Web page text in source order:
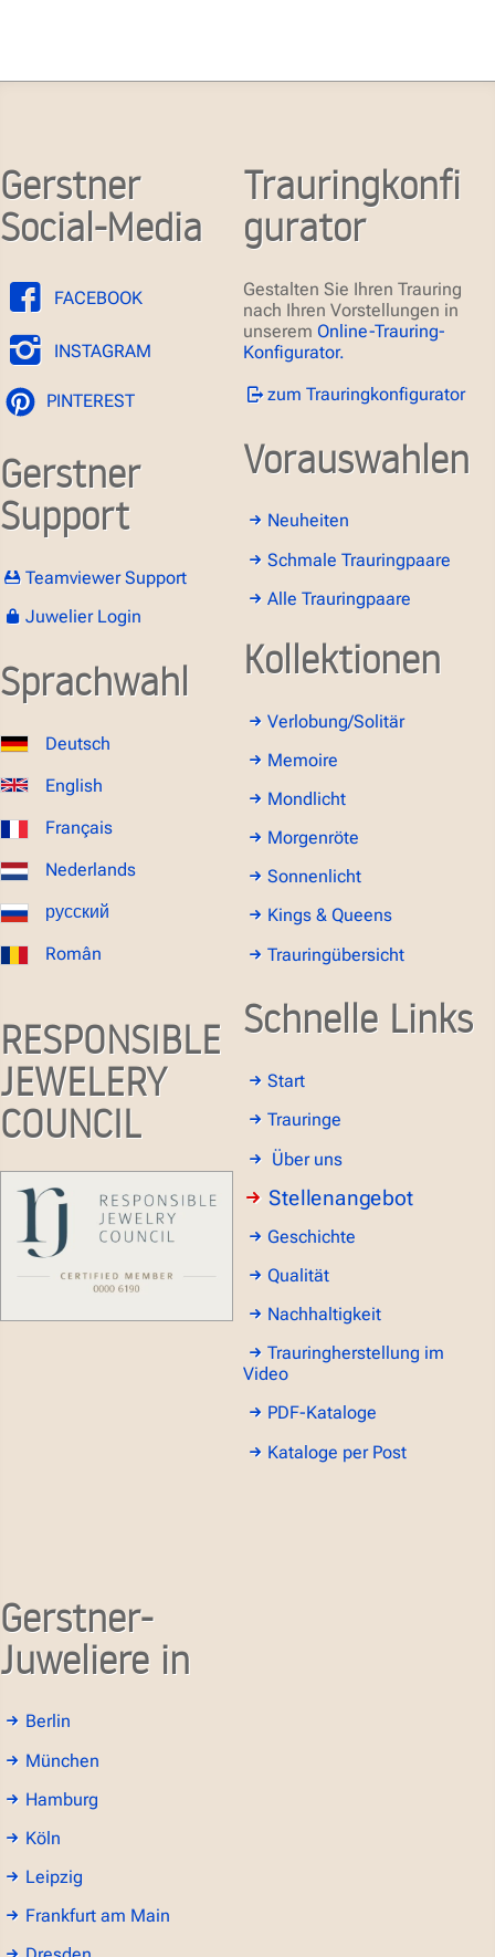
Gerstner
Social-Media
FACEBOOK
INSTAGRAM
PINTEREST
Gerstner
Support
Teamviewer Support
Juwelier Login
Sprachwahl
Deutsch
English
Français
Nederlands
русский
Român
RESPONSIBLE
JEWELERY
COUNCIL
Trauringkonfi
gurator
Gestalten Sie Ihren Trauring
nach Ihren Vorstellungen in
unserem Online-Trauring-
Konfigurator.
zum Trauringkonfigurator
Vorauswahlen
Neuheiten
Schmale Trauringpaare
Alle Trauringpaare
Kollektionen
Verlobung/Solitär
Memoire
Mondlicht
Morgenröte
Sonnenlicht
Kings & Queens
Trauringübersicht
Schnelle Links
Start
Trauringe
Über uns
Stellenangebot
Geschichte
Qualität
Nachhaltigkeit
Trauringherstellung im
Video
PDF-Kataloge
Kataloge per Post
Gerstner-
Juweliere in
Berlin
München
Hamburg
Köln
Leipzig
Frankfurt am Main